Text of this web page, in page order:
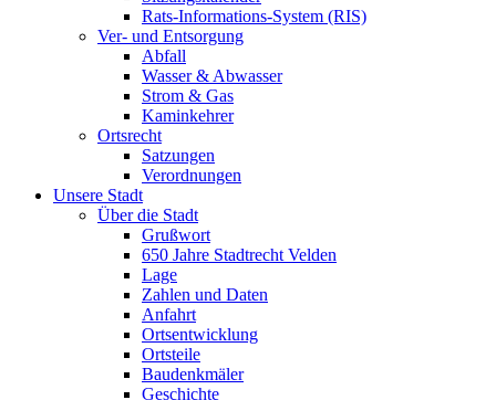
Rats-Informations-System (RIS)
Ver- und Entsorgung
Abfall
Wasser & Abwasser
Strom & Gas
Kaminkehrer
Ortsrecht
Satzungen
Verordnungen
Unsere Stadt
Über die Stadt
Grußwort
650 Jahre Stadtrecht Velden
Lage
Zahlen und Daten
Anfahrt
Ortsentwicklung
Ortsteile
Baudenkmäler
Geschichte